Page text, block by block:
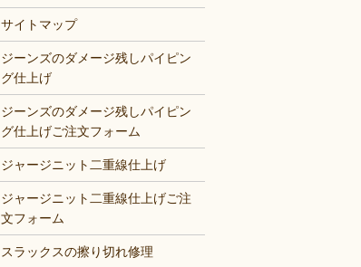
サイトマップ
ジーンズのダメージ残しパイピン
グ仕上げ
ジーンズのダメージ残しパイピン
グ仕上げご注文フォーム
ジャージニット二重線仕上げ
ジャージニット二重線仕上げご注
文フォーム
スラックスの擦り切れ修理